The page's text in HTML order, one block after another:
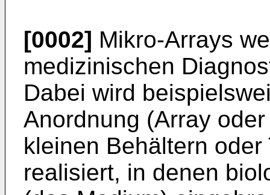
[0002] Mikro-Arrays
medizinischen
Dabei wird
Anordnung (Array
kleinen Behältern
realisiert, in denen